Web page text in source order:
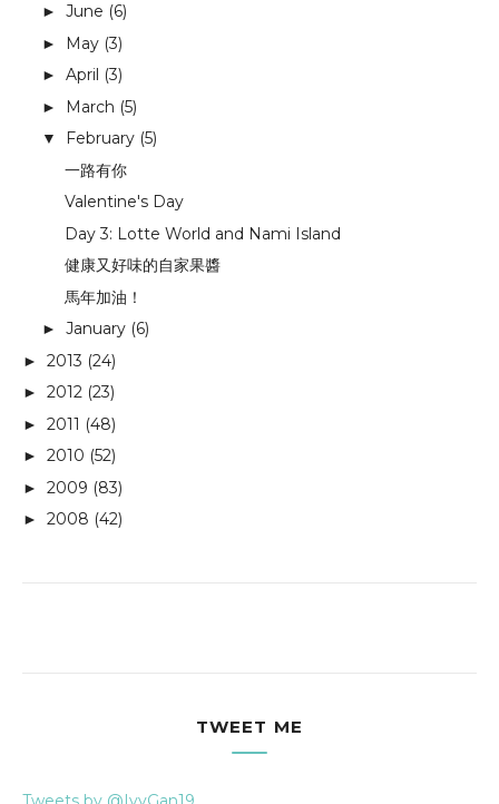
► June (6)
► May (3)
► April (3)
► March (5)
▼ February (5)
一路有你
Valentine's Day
Day 3: Lotte World and Nami Island
健康又好味的自家果醬
馬年加油！
► January (6)
► 2013 (24)
► 2012 (23)
► 2011 (48)
► 2010 (52)
► 2009 (83)
► 2008 (42)
TWEET ME